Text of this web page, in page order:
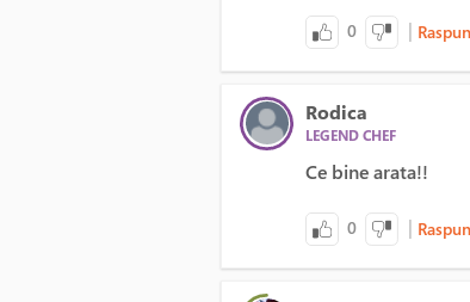
0 |
Rodica
LEGEND CHEF
Ce bine arata!!
0 |